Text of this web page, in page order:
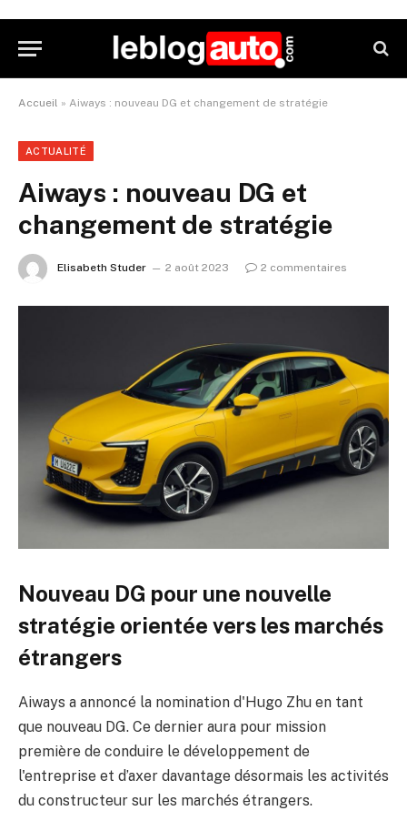
Accueil » Aiways : nouveau DG et changement de stratégie
ACTUALITÉ
Aiways : nouveau DG et
changement de stratégie
Elisabeth Studer 2 août 2023 2 commentaires
Nouveau DG pour une nouvelle
stratégie orientée vers les marchés
étrangers
Aiways a annoncé la nomination d'Hugo Zhu en tant
que nouveau DG. Ce dernier aura pour mission
première de conduire le développement de
l'entreprise et d’axer davantage désormais les activités
du constructeur sur les marchés étrangers.